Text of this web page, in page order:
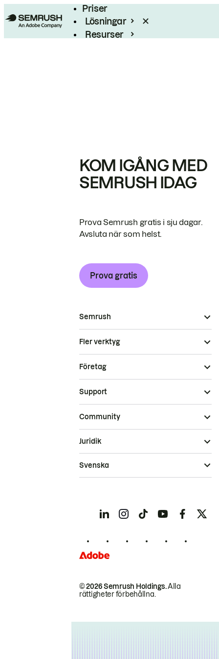
Priser
Lösningar
Resurser
KOM IGÅNG MED
SEMRUSH IDAG
Prova Semrush gratis i sju dagar.
Avsluta när som helst.
Prova gratis
Semrush
Fler verktyg
Företag
Support
Community
© 2026 Semrush Holdings.Alla
rättigheter förbehållna.
Juridik
Svenska